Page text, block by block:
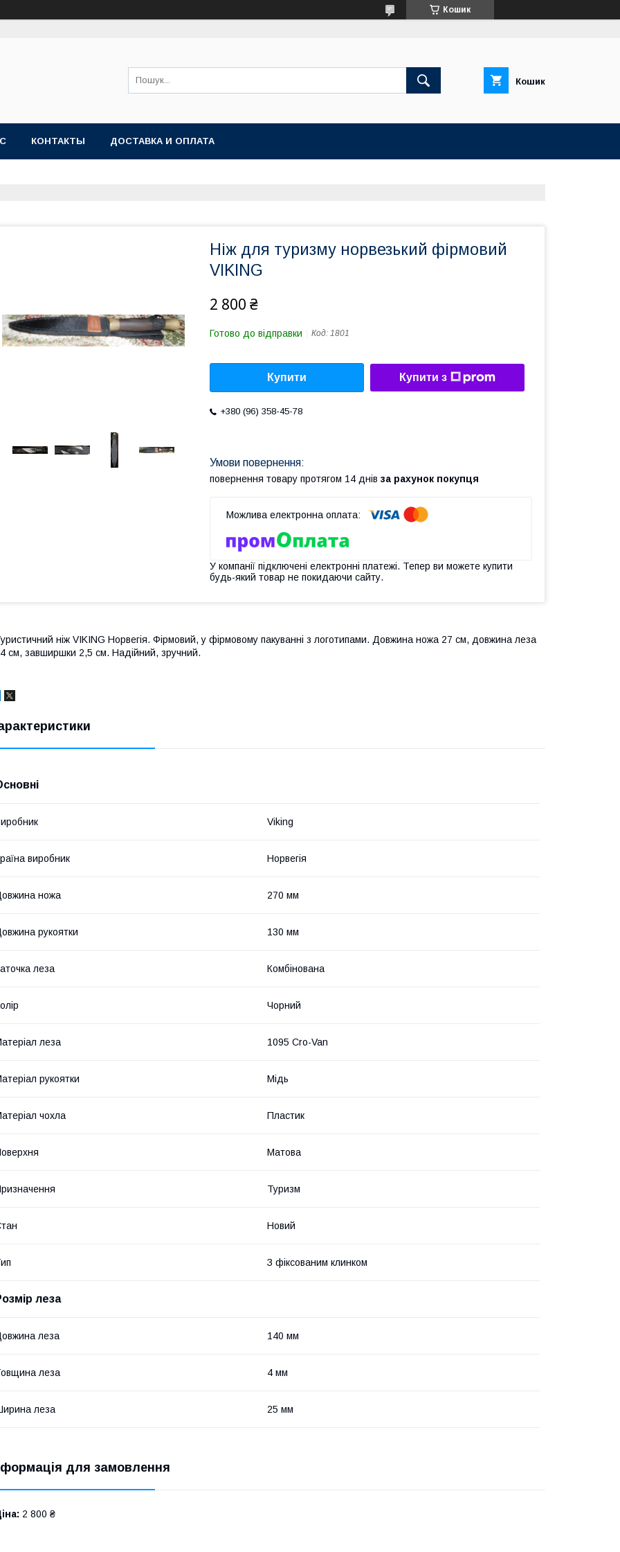
Кошик
Кошик
КОНТАКТЫ ДОСТАВКА И ОПЛАТА
Ніж для туризму норвезький фірмовий
VIKING
2 800 ₴
Готово до відправки Код: 1801
Купити Купити з
+380 (96) 358-45-78
повернення товару протягом 14 днів за рахунок покупця
У компанії підключені електронні платежі. Тепер ви можете купити
будь-який товар не покидаючи сайту.
ніж VIKING Норвегія. Фірмовий, у фірмовому пакуванні з логотипами. Довжина ножа 27 см, довжина леза
см, завширшки 2,5 см. Надійний, зручний.
Viking
виробник Норвегія
ножа 270 мм
рукоятки 130 мм
леза Комбінована
Чорний
леза 1095 Cro-Van
рукоятки Мідь
чохла Пластик
Матова
Туризм
Новий
З фіксованим клинком
леза
леза 140 мм
леза 4 мм
леза 25 мм
для замовлення
2 800 ₴